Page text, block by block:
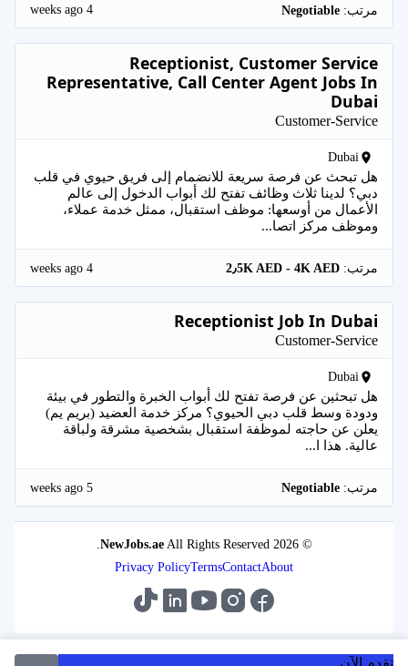
مرتب: 4 weeks ago
Receptionist, Customer Service
Representative, Call Center Agent Jobs In
Dubai
Customer-Service
Dubai
هل تبحث عن فرصة سريعة للانضمام إلى فريق حيوي في قلب
دبي؟ لدينا ثلاث وظائف تفتح لك أبواب الدخول إلى عالم
الأعمال من أوسعها: موظف استقبال، ممثل خدمة عملاء،
وموظف مركز اتصا...
مرتب: 4 weeks ago
Receptionist Job In Dubai
Customer-Service
Dubai
هل تبحثين عن فرصة تفتح لك أبواب الخبرة والتطور في بيئة
ودودة وسط قلب دبي الحيوي؟ مركز خدمة العضيد (بريم يم)
يعلن عن حاجته لموظفة استقبال بشخصية مشرقة ولباقة
عالية. هذا ا...
مرتب: 5 weeks ago
© 2026
NewJobs.aeAll Rights Reserved.
About
Contact
Terms
Privacy Policy
تقدم الآن